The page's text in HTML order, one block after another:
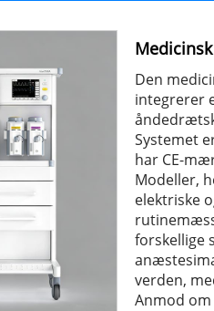
Den
integrerer
Systemet
har CE-
Modeller,
elektriske
forskellige
verden,
Anmod